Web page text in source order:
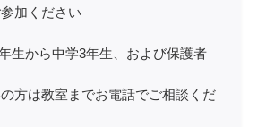
加ください
生から中学3年生、および保護者
方は教室までお電話でご相談くだ